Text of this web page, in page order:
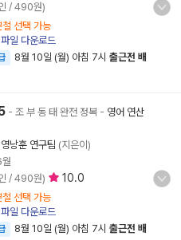
/ 490원)
선택 가능
일 다운로드
8월 10일 (월) 아침 7시 출근전 배
- 조 부 동 태 완전 정복 - 영어 연산
낭훈 연구팀 (지은이)
/ 490원) 10.0
선택 가능
일 다운로드
8월 10일 (월) 아침 7시 출근전 배